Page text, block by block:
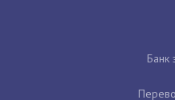
Банк